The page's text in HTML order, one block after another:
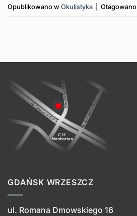
Opublikowano w Okulistyka Otagowano
GDAŃSK WRZESZCZ
ul. Romana Dmowskiego 16